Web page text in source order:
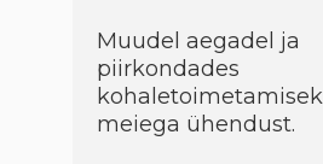
Muudel aegadel ja
piirkondades
meiega ühendust.